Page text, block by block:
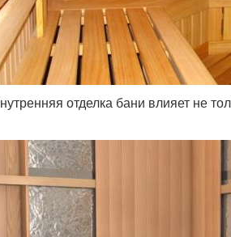
отделка бани влияет не